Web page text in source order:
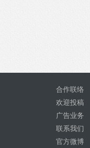
合作联络
欢迎投稿
广告业务
联系我们
官方微博